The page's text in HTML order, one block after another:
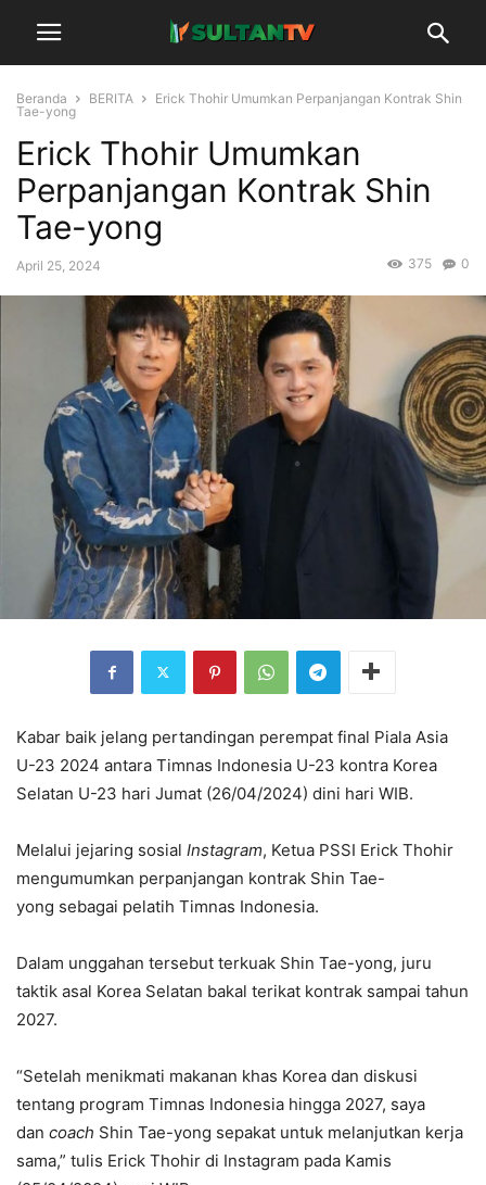
Beranda BERITA
Erick Thohir Umumkan Perpanjangan Kontrak Shin
Tae-yong
Erick Thohir Umumkan
Perpanjangan Kontrak Shin
Tae-yong
April 25, 2024 0
375
Kabar baik jelang pertandingan perempat final Piala Asia
U-23 2024 antara Timnas Indonesia U-23 kontra Korea
Selatan U-23 hari Jumat (26/04/2024) dini hari WIB.
Melalui jejaring sosial Instagram, Ketua PSSI Erick Thohir
mengumumkan perpanjangan kontrak Shin Tae-
yong sebagai pelatih Timnas Indonesia.
Dalam unggahan tersebut terkuak Shin Tae-yong, juru
taktik asal Korea Selatan bakal terikat kontrak sampai tahun
2027.
“Setelah menikmati makanan khas Korea dan diskusi
tentang program Timnas Indonesia hingga 2027, saya
dan coach Shin Tae-yong sepakat untuk melanjutkan kerja
sama,” tulis Erick Thohir di Instagram pada Kamis